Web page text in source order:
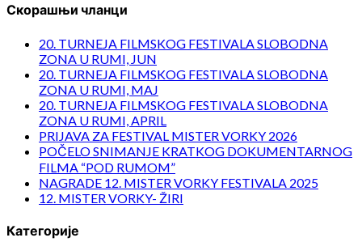
Скорашњи чланци
20. TURNEJA FILMSKOG FESTIVALA SLOBODNA
ZONA U RUMI, JUN
20. TURNEJA FILMSKOG FESTIVALA SLOBODNA
ZONA U RUMI, MAJ
20. TURNEJA FILMSKOG FESTIVALA SLOBODNA
ZONA U RUMI, APRIL
PRIJAVA ZA FESTIVAL MISTER VORKY 2026
POČELO SNIMANJE KRATKOG DOKUMENTARNOG
FILMA “POD RUMOM”
NAGRADE 12. MISTER VORKY FESTIVALA 2025
12. MISTER VORKY- ŽIRI
Категорије